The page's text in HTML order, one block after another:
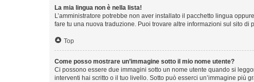
La mia lingua non è nella lista!
L’amministratore potrebbe non aver installato il pacchetto lingua
fare tu una nuova traduzione. Puoi trovare altre informazioni sul sito
Top
Come posso mostrare un’immagine sotto il mio nome utente?
Ci possono essere due immagini sotto un nome utente quando si
interventi hai scritto o il tuo livello. Sotto può esserci un’immagine più